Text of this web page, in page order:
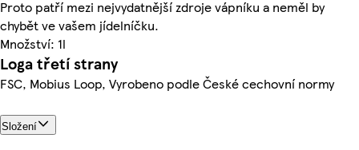
Proto patří mezi nejvydatnější zdroje vápníku a neměl by
chybět ve vašem jídelníčku.
Množství: 1l
Loga třetí strany
FSC, Mobius Loop, Vyrobeno podle České cechovní normy
Složení